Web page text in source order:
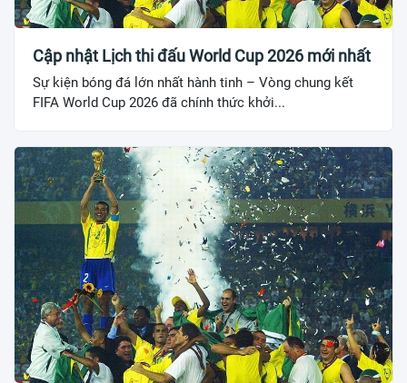
Cập nhật Lịch thi đấu World Cup 2026 mới nhất
Sự kiện bóng đá lớn nhất hành tinh – Vòng chung kết
FIFA World Cup 2026 đã chính thức khởi...